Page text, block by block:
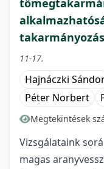
11-17.
Hajnáczki
Péter Norbert
Megtekintések
Vizsgálataink
magas